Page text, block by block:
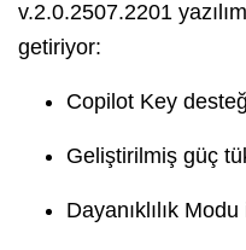
v.2.0.2507.2201
getiriyor:
Copilot Key
Geliştirilmiş güç
Dayanıklılık